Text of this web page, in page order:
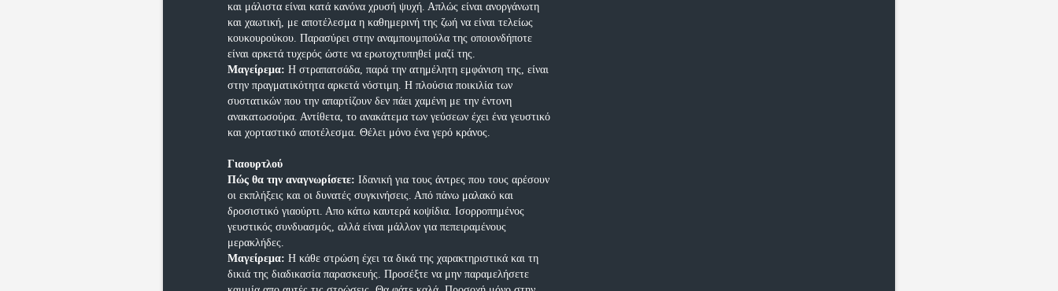
και μάλιστα είναι κατά κανόνα χρυσή ψυχή. Απλώς είναι ανοργάνωτη
και χαωτική, με αποτέλεσμα η καθημερινή της ζωή να είναι τελείως
κουκουρούκου. Παρασύρει στην αναμπουμπούλα της οποιονδήποτε
είναι αρκετά τυχερός ώστε να ερωτοχτυπηθεί μαζί της.
Μαγείρεμα: Η στραπατσάδα, παρά την ατημέλητη εμφάνιση της, είναι
στην πραγματικότητα αρκετά νόστιμη. Η πλούσια ποικιλία των
συστατικών που την απαρτίζουν δεν πάει χαμένη με την έντονη
ανακατωσούρα. Αντίθετα, το ανακάτεμα των γεύσεων έχει ένα γευστικό
και χορταστικό αποτέλεσμα. Θέλει μόνο ένα γερό κράνος.
Γιαουρτλού
Πώς θα την αναγνωρίσετε: Ιδανική για τους άντρες που τους αρέσουν
οι εκπλήξεις και οι δυνατές συγκινήσεις. Από πάνω μαλακό και
δροσιστικό γιαούρτι. Απο κάτω καυτερά κοψίδια. Ισορροπημένος
γευστικός συνδυασμός, αλλά είναι μάλλον για πεπειραμένους
μερακλήδες.
Μαγείρεμα: Η κάθε στρώση έχει τα δικά της χαρακτηριστικά και τη
δικιά της διαδικασία παρασκευής. Προσέξτε να μην παραμελήσετε